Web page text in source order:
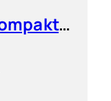
Familien-Idyll mit kompakter Einliegerwohnung & großem Garten